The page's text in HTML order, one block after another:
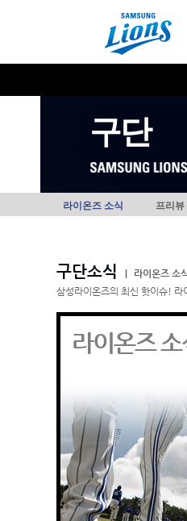
구단
라이온즈 소식 프리뷰
구단소식
라이온즈 소
삼성라이온즈의 최신 핫이슈! 라
라이온즈 소